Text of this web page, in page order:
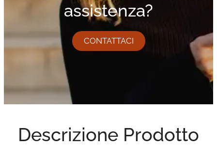
assistenza?
CONTATTACI
Descrizione Prodotto